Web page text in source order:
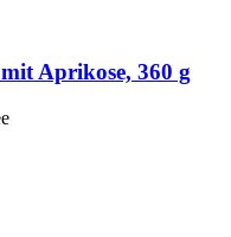
Aprikose, 360 g